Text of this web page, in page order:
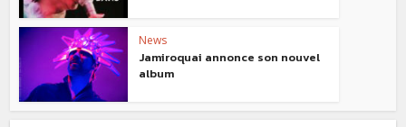
News
Jamiroquai annonce son nouvel
album